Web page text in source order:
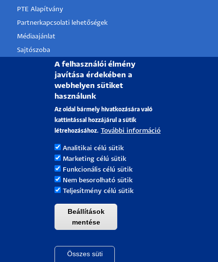
PTE Alapítvány
Partnerkapcsolati lehetőségek
Médiaajánlat
Sajtószoba
Pályázati projektek
PÉCSI TUDOMÁNYEGYETEM
H-7622 Pécs, Vasvári Pál utca. 4.
Tel.:+36-72/501-500
Rektori Kabinet: +36 30/787-2913
Pécsi Tudományegyetem | Kancellária
A felhasználói élmény
javítása érdekében a
webhelyen sütiket
használunk
Az oldal bármely hivatkozására való
kattintással hozzájárul a sütik
létrehozásához. További információ
Analitikai célú sütik
Marketing célú sütik
Funkcionális célú sütik
Nem besorolható sütik
Teljesítmény célú sütik
Beállítások
mentése
Összes süti